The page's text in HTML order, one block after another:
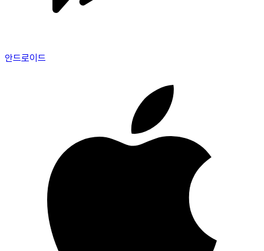
안드로이드